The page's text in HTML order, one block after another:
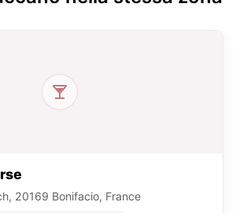
20169 Bonifacio, France